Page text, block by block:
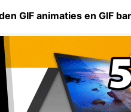
GIF animaties en GIF